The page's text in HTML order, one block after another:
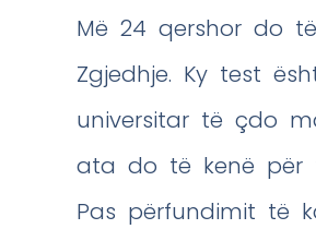
Më 24 qershor do
Zgjedhje. Ky test
universitar të çdo
ata do të kenë për
Pas përfundimit të